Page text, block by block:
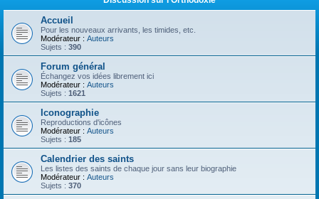
h
Accueil
Pour les nouveaux arrivants, les timides, etc.
Modérateur : Auteurs
Sujets : 390
Forum général
Échangez vos idées librement ici
Modérateur : Auteurs
Sujets : 1621
Iconographie
Reproductions d'icônes
Modérateur : Auteurs
Sujets : 185
Calendrier des saints
Les listes des saints de chaque jour sans leur biographie
Modérateur : Auteurs
Sujets : 370